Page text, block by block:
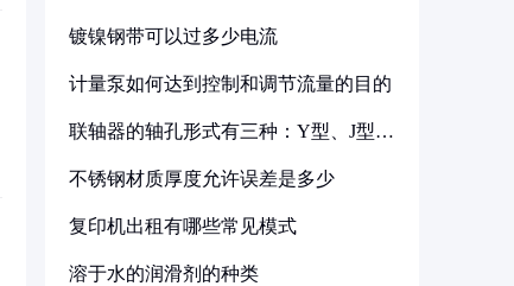
镀镍钢带可以过多少电流
计量泵如何达到控制和调节流量的目的
联轴器的轴孔形式有三种：Y型、J型、
不锈钢材质厚度允许误差是多少
复印机出租有哪些常见模式
溶于水的润滑剂的种类